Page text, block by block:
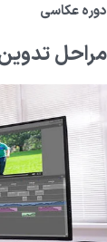
دوره عکاسی
مراحل